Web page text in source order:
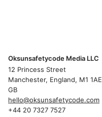
Oksunsafetycode Media LLC
12 Princess Street
Manchester, England, M1 1AE
GB
hello@oksunsafetycode.com
+44 20 7327 7527